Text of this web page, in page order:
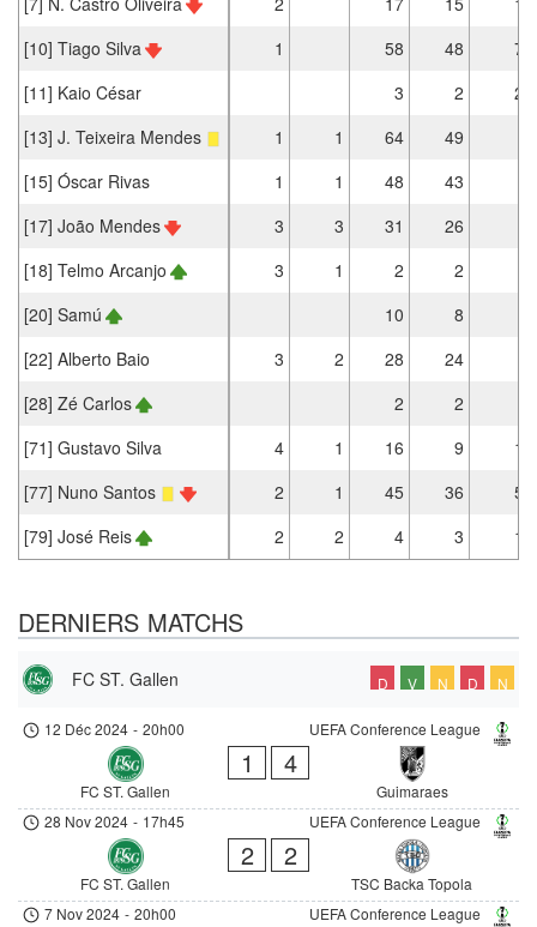
[10] Tiago Silva
1 58 48
7
[11] Kaio César
3 2
2
[13] J. Teixeira Mendes
1 1 64
49
[15] Óscar Rivas
1 1 48
43
[17] João Mendes
3 3 31
26
[18] Telmo Arcanjo
3 1 2
2
[20] Samú
10
8
[22] Alberto Baio
3 2 28
24
[28] Zé Carlos
2
2
[71] Gustavo Silva
4 1 16 9
1
[77] Nuno Santos
2 1 45 36
5
[79] José Reis
2 2 4 3 1
DERNIERS MATCHS
FC ST. Gallen D V N D N
UEFA Conference League
12 Déc 2024 - 20h00
FC ST. Gallen
1 4
Guimaraes
UEFA Conference League
28 Nov 2024 - 17h45
FC ST. Gallen
2 2
TSC Backa Topola
UEFA Conference League
7 Nov 2024 - 20h00